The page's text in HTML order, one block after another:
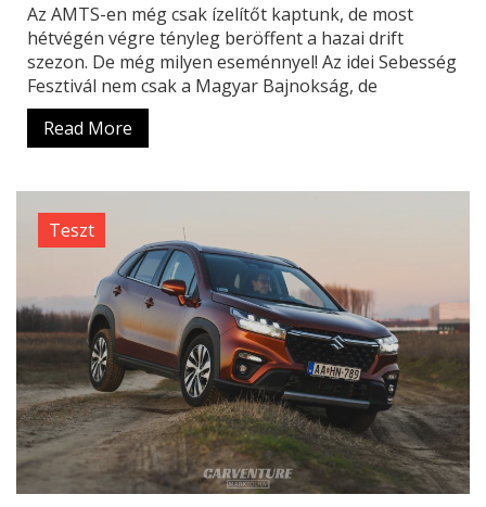
Az AMTS-en még csak ízelítőt kaptunk, de most
hétvégén végre tényleg beröffent a hazai drift
szezon. De még milyen eseménnyel! Az idei Sebesség
Fesztivál nem csak a Magyar Bajnokság, de
Read More
Teszt